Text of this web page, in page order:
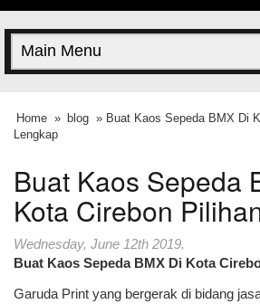
Home » blog » Buat Kaos Sepeda BMX Di
Lengkap
Buat Kaos Sepeda
Kota Cirebon
Wednesday, June 12th 2019.
Buat Kaos Sepeda BMX Di Kota
Garuda Print yang bergerak di bidang